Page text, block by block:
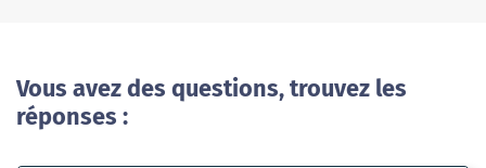
Vous avez des questions, trouvez les
réponses :